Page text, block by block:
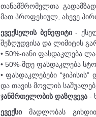
თანამშრომელთა
მათ პროფესიულ, ასევე
ევექსელის ბენეფიტი-
შეზღუდვისა და ლიმიტის
• 50%-იანი ფასდაკლება
• 50%-მდე ფასდაკლება
• ფასდაკლებები
და თავის მოვლის
ჯანმრთელობის დაზღვევა-
ევექსიმადლობას გიხდით